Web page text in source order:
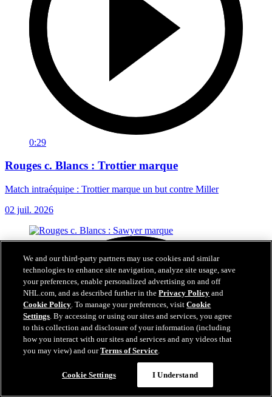
0:29
Rouges c. Blancs : Trottier marque
Match intraéquipe : Trottier marque un but contre Miller
02 juil. 2026
We and our third-party partners may use cookies and similar
technologies to enhance site navigation, analyze site usage, save
your preferences, enable personalized advertising on and off
NHL.com, and as described further in thePrivacy Policy and
Cookie Policy. To manage your preferences, visitCookie
Settings. By accessing or using our sites and services, you agree
to this collection and disclosure of your information (including
how you interact with our sites and services and any videos that
you may view) and ourTerms of Service.
Cookie Settings I Understand